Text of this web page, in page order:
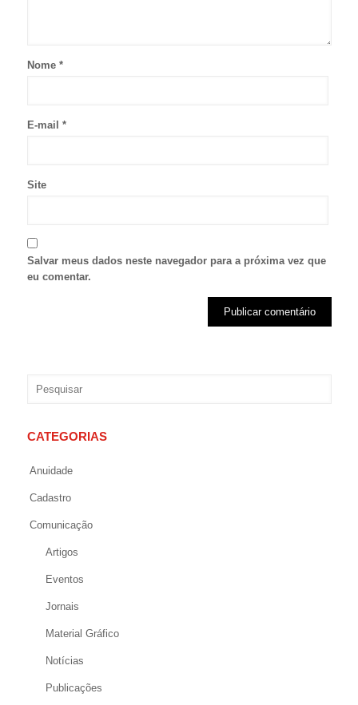
Nome *
E-mail *
Site
Salvar meus dados neste navegador para a próxima vez que
eu comentar.
CATEGORIAS
Anuidade
Cadastro
Comunicação
Artigos
Eventos
Jornais
Material Gráfico
Notícias
Publicações